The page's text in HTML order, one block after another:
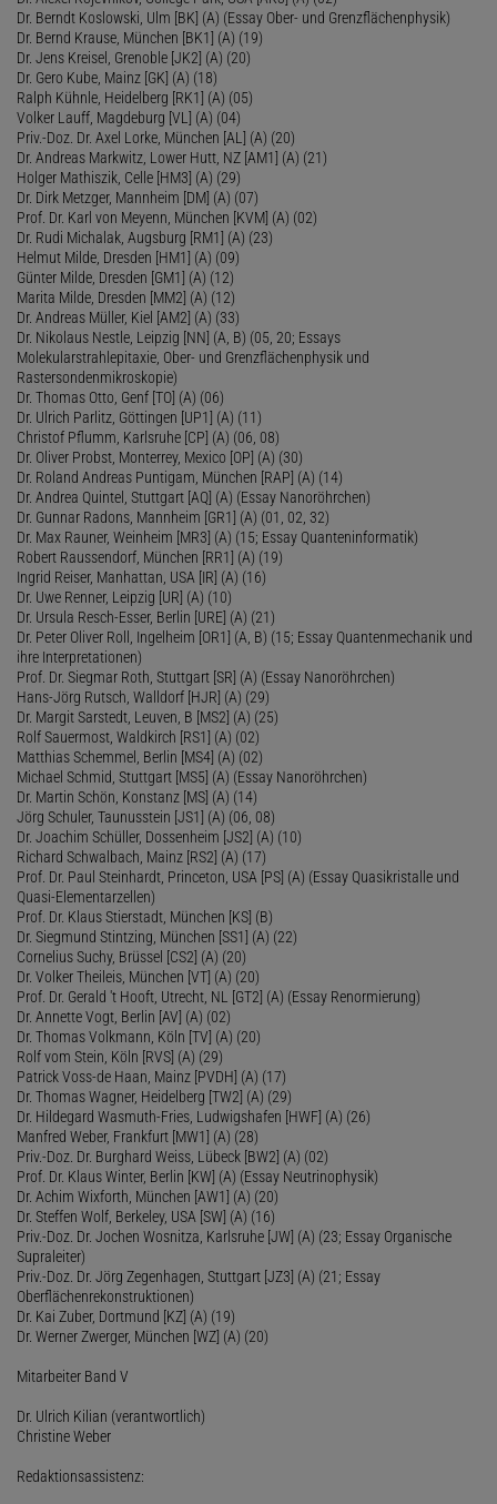
Dr. Berndt Koslowski, Ulm [BK] (A) (Essay Ober- und Grenzflächenphysik)
Dr. Bernd Krause, München [BK1] (A) (19)
Dr. Jens Kreisel, Grenoble [JK2] (A) (20)
Dr. Gero Kube, Mainz [GK] (A) (18)
Ralph Kühnle, Heidelberg [RK1] (A) (05)
Volker Lauff, Magdeburg [VL] (A) (04)
Priv.-Doz. Dr. Axel Lorke, München [AL] (A) (20)
Dr. Andreas Markwitz, Lower Hutt, NZ [AM1] (A) (21)
Holger Mathiszik, Celle [HM3] (A) (29)
Dr. Dirk Metzger, Mannheim [DM] (A) (07)
Prof. Dr. Karl von Meyenn, München [KVM] (A) (02)
Dr. Rudi Michalak, Augsburg [RM1] (A) (23)
Helmut Milde, Dresden [HM1] (A) (09)
Günter Milde, Dresden [GM1] (A) (12)
Marita Milde, Dresden [MM2] (A) (12)
Dr. Andreas Müller, Kiel [AM2] (A) (33)
Dr. Nikolaus Nestle, Leipzig [NN] (A, B) (05, 20; Essays
Molekularstrahlepitaxie, Ober- und Grenzflächenphysik und
Rastersondenmikroskopie)
Dr. Thomas Otto, Genf [TO] (A) (06)
Dr. Ulrich Parlitz, Göttingen [UP1] (A) (11)
Christof Pflumm, Karlsruhe [CP] (A) (06, 08)
Dr. Oliver Probst, Monterrey, Mexico [OP] (A) (30)
Dr. Roland Andreas Puntigam, München [RAP] (A) (14)
Dr. Andrea Quintel, Stuttgart [AQ] (A) (Essay Nanoröhrchen)
Dr. Gunnar Radons, Mannheim [GR1] (A) (01, 02, 32)
Dr. Max Rauner, Weinheim [MR3] (A) (15; Essay Quanteninformatik)
Robert Raussendorf, München [RR1] (A) (19)
Ingrid Reiser, Manhattan, USA [IR] (A) (16)
Dr. Uwe Renner, Leipzig [UR] (A) (10)
Dr. Ursula Resch-Esser, Berlin [URE] (A) (21)
Dr. Peter Oliver Roll, Ingelheim [OR1] (A, B) (15; Essay Quantenmechanik und
ihre Interpretationen)
Prof. Dr. Siegmar Roth, Stuttgart [SR] (A) (Essay Nanoröhrchen)
Hans-Jörg Rutsch, Walldorf [HJR] (A) (29)
Dr. Margit Sarstedt, Leuven, B [MS2] (A) (25)
Rolf Sauermost, Waldkirch [RS1] (A) (02)
Matthias Schemmel, Berlin [MS4] (A) (02)
Michael Schmid, Stuttgart [MS5] (A) (Essay Nanoröhrchen)
Dr. Martin Schön, Konstanz [MS] (A) (14)
Jörg Schuler, Taunusstein [JS1] (A) (06, 08)
Dr. Joachim Schüller, Dossenheim [JS2] (A) (10)
Richard Schwalbach, Mainz [RS2] (A) (17)
Prof. Dr. Paul Steinhardt, Princeton, USA [PS] (A) (Essay Quasikristalle und
Quasi-Elementarzellen)
Prof. Dr. Klaus Stierstadt, München [KS] (B)
Dr. Siegmund Stintzing, München [SS1] (A) (22)
Cornelius Suchy, Brüssel [CS2] (A) (20)
Dr. Volker Theileis, München [VT] (A) (20)
Prof. Dr. Gerald 't Hooft, Utrecht, NL [GT2] (A) (Essay Renormierung)
Dr. Annette Vogt, Berlin [AV] (A) (02)
Dr. Thomas Volkmann, Köln [TV] (A) (20)
Rolf vom Stein, Köln [RVS] (A) (29)
Patrick Voss-de Haan, Mainz [PVDH] (A) (17)
Dr. Thomas Wagner, Heidelberg [TW2] (A) (29)
Dr. Hildegard Wasmuth-Fries, Ludwigshafen [HWF] (A) (26)
Manfred Weber, Frankfurt [MW1] (A) (28)
Priv.-Doz. Dr. Burghard Weiss, Lübeck [BW2] (A) (02)
Prof. Dr. Klaus Winter, Berlin [KW] (A) (Essay Neutrinophysik)
Dr. Achim Wixforth, München [AW1] (A) (20)
Dr. Steffen Wolf, Berkeley, USA [SW] (A) (16)
Priv.-Doz. Dr. Jochen Wosnitza, Karlsruhe [JW] (A) (23; Essay Organische
Supraleiter)
Priv.-Doz. Dr. Jörg Zegenhagen, Stuttgart [JZ3] (A) (21; Essay
Oberflächenrekonstruktionen)
Dr. Kai Zuber, Dortmund [KZ] (A) (19)
Dr. Werner Zwerger, München [WZ] (A) (20)
Mitarbeiter Band V
Dr. Ulrich Kilian (verantwortlich)
Christine Weber
Redaktionsassistenz: